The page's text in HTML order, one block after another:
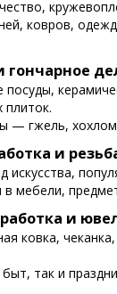
ковров,
гончарное
посуды,
плиток.
— гжель,
и
искусства,
в мебели,
и
ковка,
так и